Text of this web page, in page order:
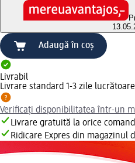
Adaugă în coș
Livrabil
Livrare standard 1-3 zile lucrătoare
Verificați disponibilitatea într-un
Livrare gratuită la orice
Ridicare Expres din magazinul